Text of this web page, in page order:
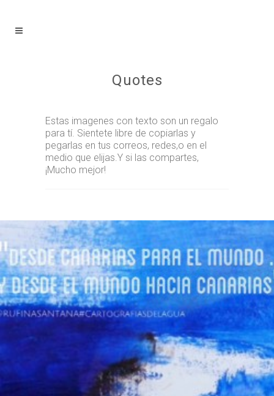
Quotes
Estas imagenes con texto son un regalo
para tí. Sientete libre de copiarlas y
pegarlas en tus correos, redes,o en el
medio que elijas.Y si las compartes,
¡Mucho mejor!